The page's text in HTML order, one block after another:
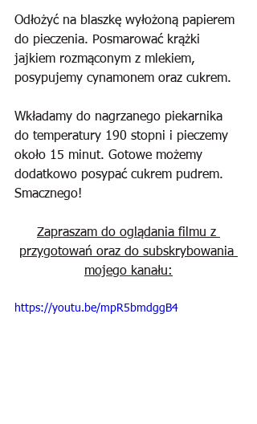
Odłożyć na blaszkę wyłożoną papierem
do pieczenia. Posmarować krążki
jajkiem rozmąconym z mlekiem,
posypujemy cynamonem oraz cukrem.
Wkładamy do nagrzanego piekarnika
do temperatury 190 stopni i pieczemy
około 15 minut. Gotowe możemy
dodatkowo posypać cukrem pudrem.
Smacznego!
Zapraszam do oglądania filmu z
przygotowań oraz do subskrybowania
mojego kanału:
https://youtu.be/mpR5bmdggB4